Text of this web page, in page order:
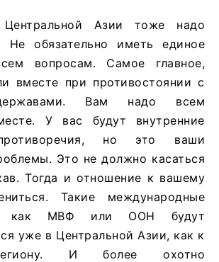
Центральной Азии тоже надо
Не обязательно иметь единое
вопросам. Самое главное,
вместе при противостоянии с
Вам надо всем
У вас будут внутренние
но это ваши
Это не должно касаться
Тогда и отношение к вашему
Такие международные
как МВФ или ООН будут
уже в Центральной Азии, как к
И более охотно